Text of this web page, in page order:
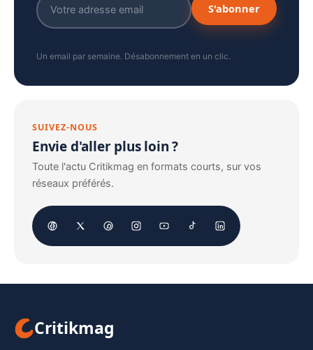
S'abonner
Un email par semaine. Désabonnement en un clic.
SUIVEZ-NOUS
Envie d'aller plus loin ?
Toute l'actu Critikmag en formats courts, sur vos
réseaux préférés.
Critikmag